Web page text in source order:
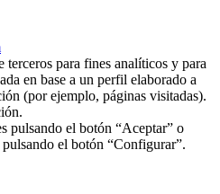
para fines analíticos y para
en base a un perfil elaborado a
(por ejemplo, páginas visitadas).
pulsando el botón “Aceptar” o
el botón “Configurar”.